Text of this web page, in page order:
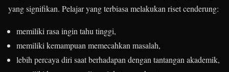
yang signifikan. Pelajar yang terbiasa melakukan riset cenderung:
memiliki rasa ingin tahu tinggi,
memiliki kemampuan memecahkan masalah,
lebih percaya diri saat berhadapan dengan tantangan akademik,